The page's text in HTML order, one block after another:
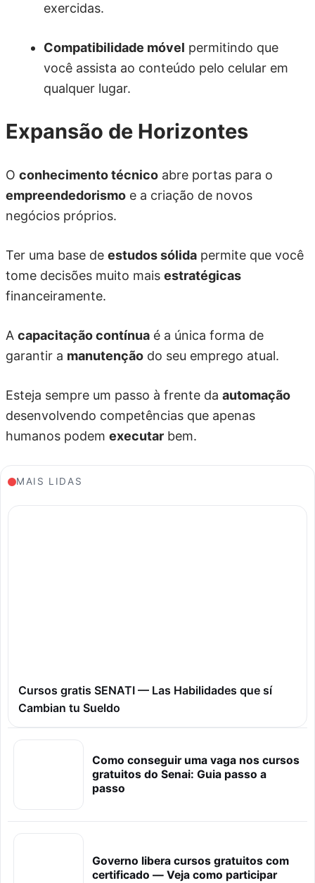
exercidas.
Compatibilidade móvel permitindo que
você assista ao conteúdo pelo celular em
qualquer lugar.
Expansão de Horizontes
O conhecimento técnico abre portas para o
empreendedorismo e a criação de novos
negócios próprios.
Ter uma base de estudos sólida permite que você
tome decisões muito mais estratégicas
financeiramente.
A capacitação contínua é a única forma de
garantir a manutenção do seu emprego atual.
Esteja sempre um passo à frente da automação
desenvolvendo competências que apenas
humanos podem executar bem.
MAIS LIDAS
Cursos gratis SENATI — Las Habilidades que sí
Cambian tu Sueldo
Como conseguir uma vaga nos cursos
gratuitos do Senai: Guia passo a
passo
Governo libera cursos gratuitos com
certificado — Veja como participar